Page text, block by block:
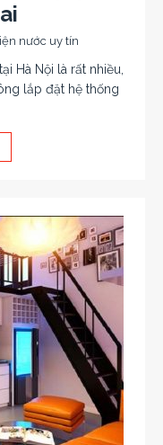
nước uy tín
Hà Nội là rất nhiều,
lắp đặt hệ thống